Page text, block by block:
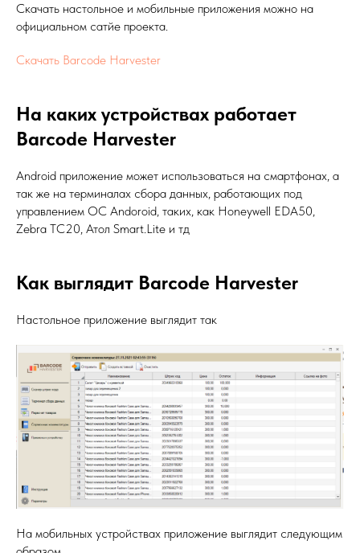
Скачать настольное и мобильные приложения можно на
официальном сатйе проекта.
Скачать Barcode Harvester
На каких устройствах работает
Barcode Harvester
Android приложение может использоваться на смартфонах, а
так же на терминалах сбора данных, работающих под
управлением ОС Andoroid, таких, как Honeywell EDA50,
Zebra TC20, Атол Smart.Lite и тд
Как выглядит Barcode Harvester
Настольное приложение выглядит так
На мобильных устройствах приложение выглядит следующим